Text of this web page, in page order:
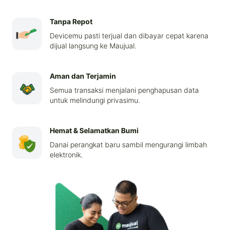
Tanpa Repot
Devicemu pasti terjual dan dibayar cepat karena
dijual langsung ke Maujual.
Aman dan Terjamin
Semua transaksi menjalani penghapusan data
untuk melindungi privasimu.
Hemat & Selamatkan Bumi
Danai perangkat baru sambil mengurangi limbah
elektronik.